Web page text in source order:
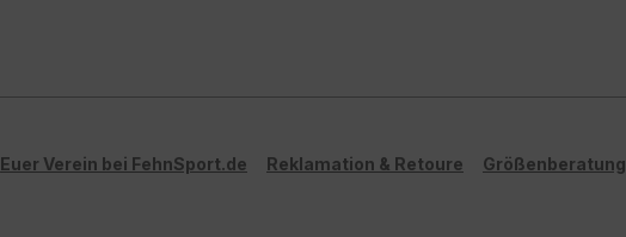
Euer Verein bei FehnSport.de Reklamation & Retoure Größenberatung